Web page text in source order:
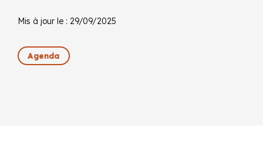
Mis à jour le : 29/09/2025
Agenda